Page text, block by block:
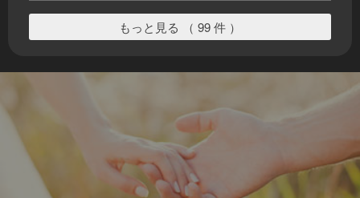
もっと見る （ 99 件 ）